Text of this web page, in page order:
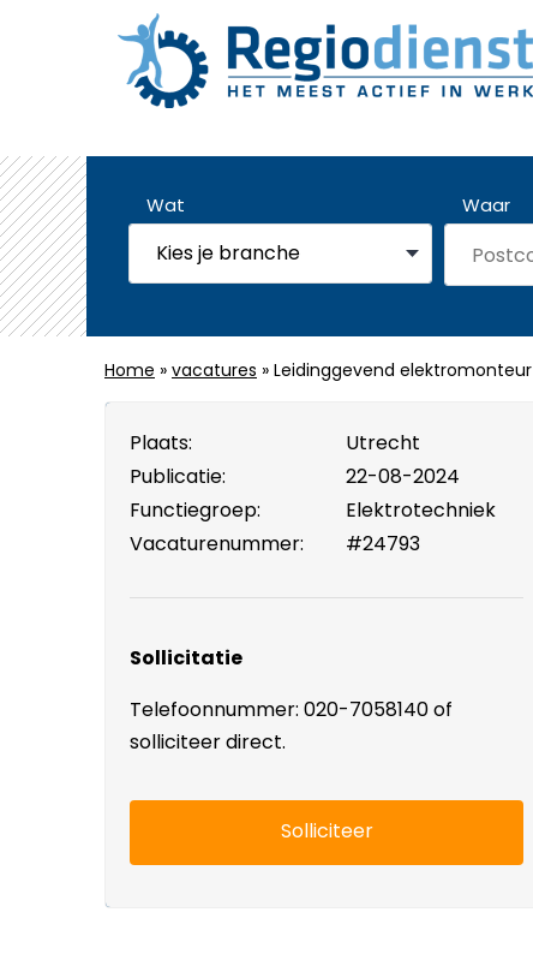
Wat Waar
Home » vacatures » Leidinggevend elektromonteur
Plaats:
Utrecht
Publicatie:
22-08-2024
Functiegroep:
Elektrotechniek
Vacaturenummer:
#24793
Sollicitatie
Telefoonnummer: 020-7058140 of
solliciteer direct.
Solliciteer